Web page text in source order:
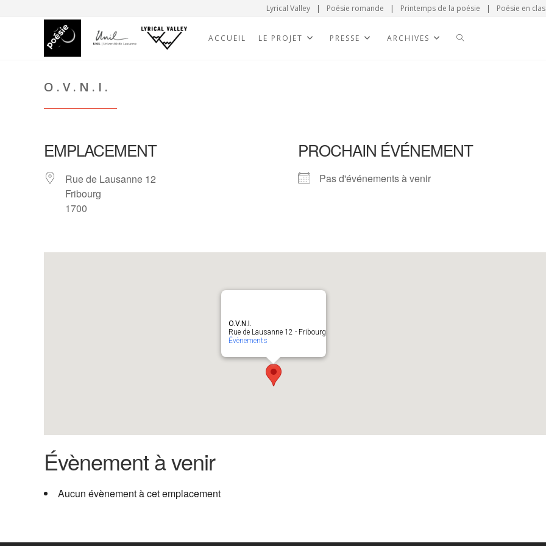
Lyrical Valley | Poésie romande | Printemps de la poésie | Poésie en
ACCUEIL LE PROJET PRESSE ARCHIVES
O.V.N.I.
EMPLACEMENT
Rue de Lausanne 12
Fribourg
1700
PROCHAIN ÉVÉNEMENT
Pas d'événements à venir
O.V.N.I.
Rue de Lausanne 12 - Fribourg
Évènements
Évènement à venir
Aucun évènement à cet emplacement